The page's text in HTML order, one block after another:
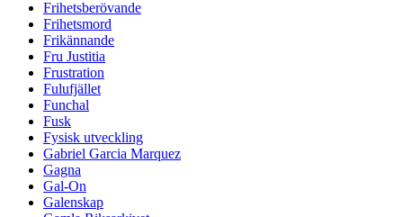
Frihetsberövande
Frihetsmord
Frikännande
Fru Justitia
Frustration
Fulufjället
Funchal
Fusk
Fysisk utveckling
Gabriel Garcia Marquez
Gagna
Gal-On
Galenskap